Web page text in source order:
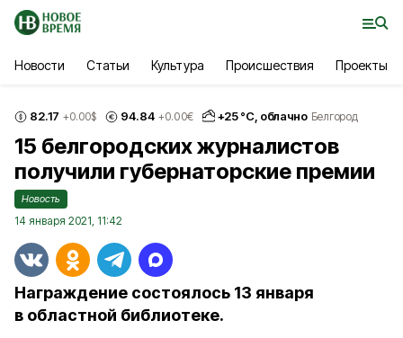
Новости Статьи Культура Происшествия Проекты
82.17 +0.00$ 94.84 +0.00€ +25°С, облачно Белгород
15 белгородских журналистов
получили губернаторские премии
Новость
14 января 2021, 11:42
Награждение состоялось 13 января
в областной библиотеке.